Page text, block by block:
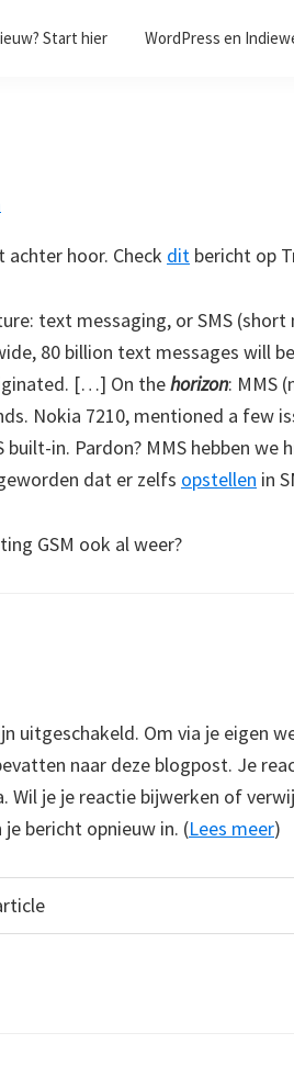
Start hier WordPress en
achter hoor. Check dit bericht op
text messaging, or SMS (short
80 billion text messages will
[…] On thehorizon: MMS
Nokia 7210, mentioned a few
in. Pardon? MMS hebben we
dat er zelfs opstellen in
GSM ook al weer?
uitgeschakeld. Om via je eigen
naar deze blogpost. Je
Wil je je reactie bijwerken of
bericht opnieuw in. (Lees meer)